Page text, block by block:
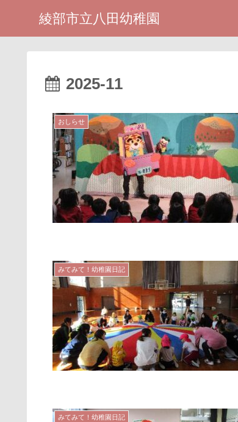
綾部市立八田幼稚園
2025-11
おしらせ
みてみて！幼稚園日記
みてみて！幼稚園日記